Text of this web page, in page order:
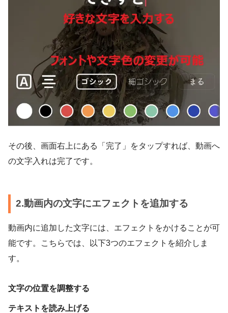
その後、画面右上にある「完了」をタップすれば、動画へ
の文字入れは完了です。
2.動画内の文字にエフェクトを追加する
動画内に追加した文字には、エフェクトをかけることが可
能です。こちらでは、以下3つのエフェクトを紹介しま
す。
文字の位置を調整する
テキストを読み上げる